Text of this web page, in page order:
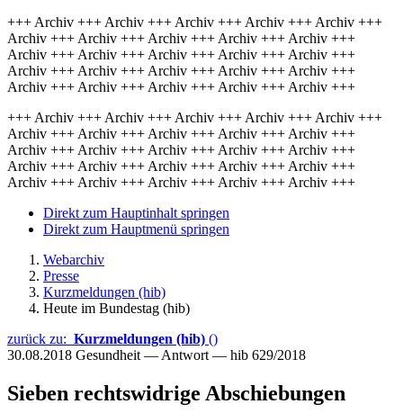
+++ Archiv +++ Archiv +++ Archiv +++ Archiv +++ Archiv +++
Archiv +++ Archiv +++ Archiv +++ Archiv +++ Archiv +++
Archiv +++ Archiv +++ Archiv +++ Archiv +++ Archiv +++
Archiv +++ Archiv +++ Archiv +++ Archiv +++ Archiv +++
Archiv +++ Archiv +++ Archiv +++ Archiv +++ Archiv +++
+++ Archiv +++ Archiv +++ Archiv +++ Archiv +++ Archiv +++
Archiv +++ Archiv +++ Archiv +++ Archiv +++ Archiv +++
Archiv +++ Archiv +++ Archiv +++ Archiv +++ Archiv +++
Archiv +++ Archiv +++ Archiv +++ Archiv +++ Archiv +++
Archiv +++ Archiv +++ Archiv +++ Archiv +++ Archiv +++
Direkt zum Hauptinhalt springen
Direkt zum Hauptmenü springen
Webarchiv
Presse
Kurzmeldungen (hib)
Heute im Bundestag (hib)
zurück zu: Kurzmeldungen (hib) ()
30.08.2018 Gesundheit — Antwort — hib 629/2018
Sieben rechtswidrige Abschiebungen